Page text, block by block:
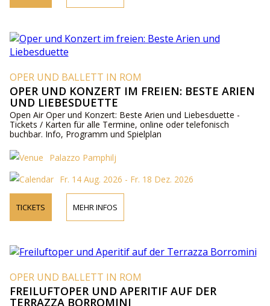
OPER UND BALLETT IN ROM
OPER UND KONZERT IM FREIEN: BESTE ARIEN
UND LIEBESDUETTE
Open Air Oper und Konzert: Beste Arien und Liebesduette -
Tickets / Karten für alle Termine, online oder telefonisch
buchbar. Info, Programm und Spielplan
Palazzo Pamphilj
Fr. 14 Aug. 2026 - Fr. 18 Dez. 2026
TICKETS MEHR INFOS
OPER UND BALLETT IN ROM
FREILUFTOPER UND APERITIF AUF DER
TERRAZZA BORROMINI